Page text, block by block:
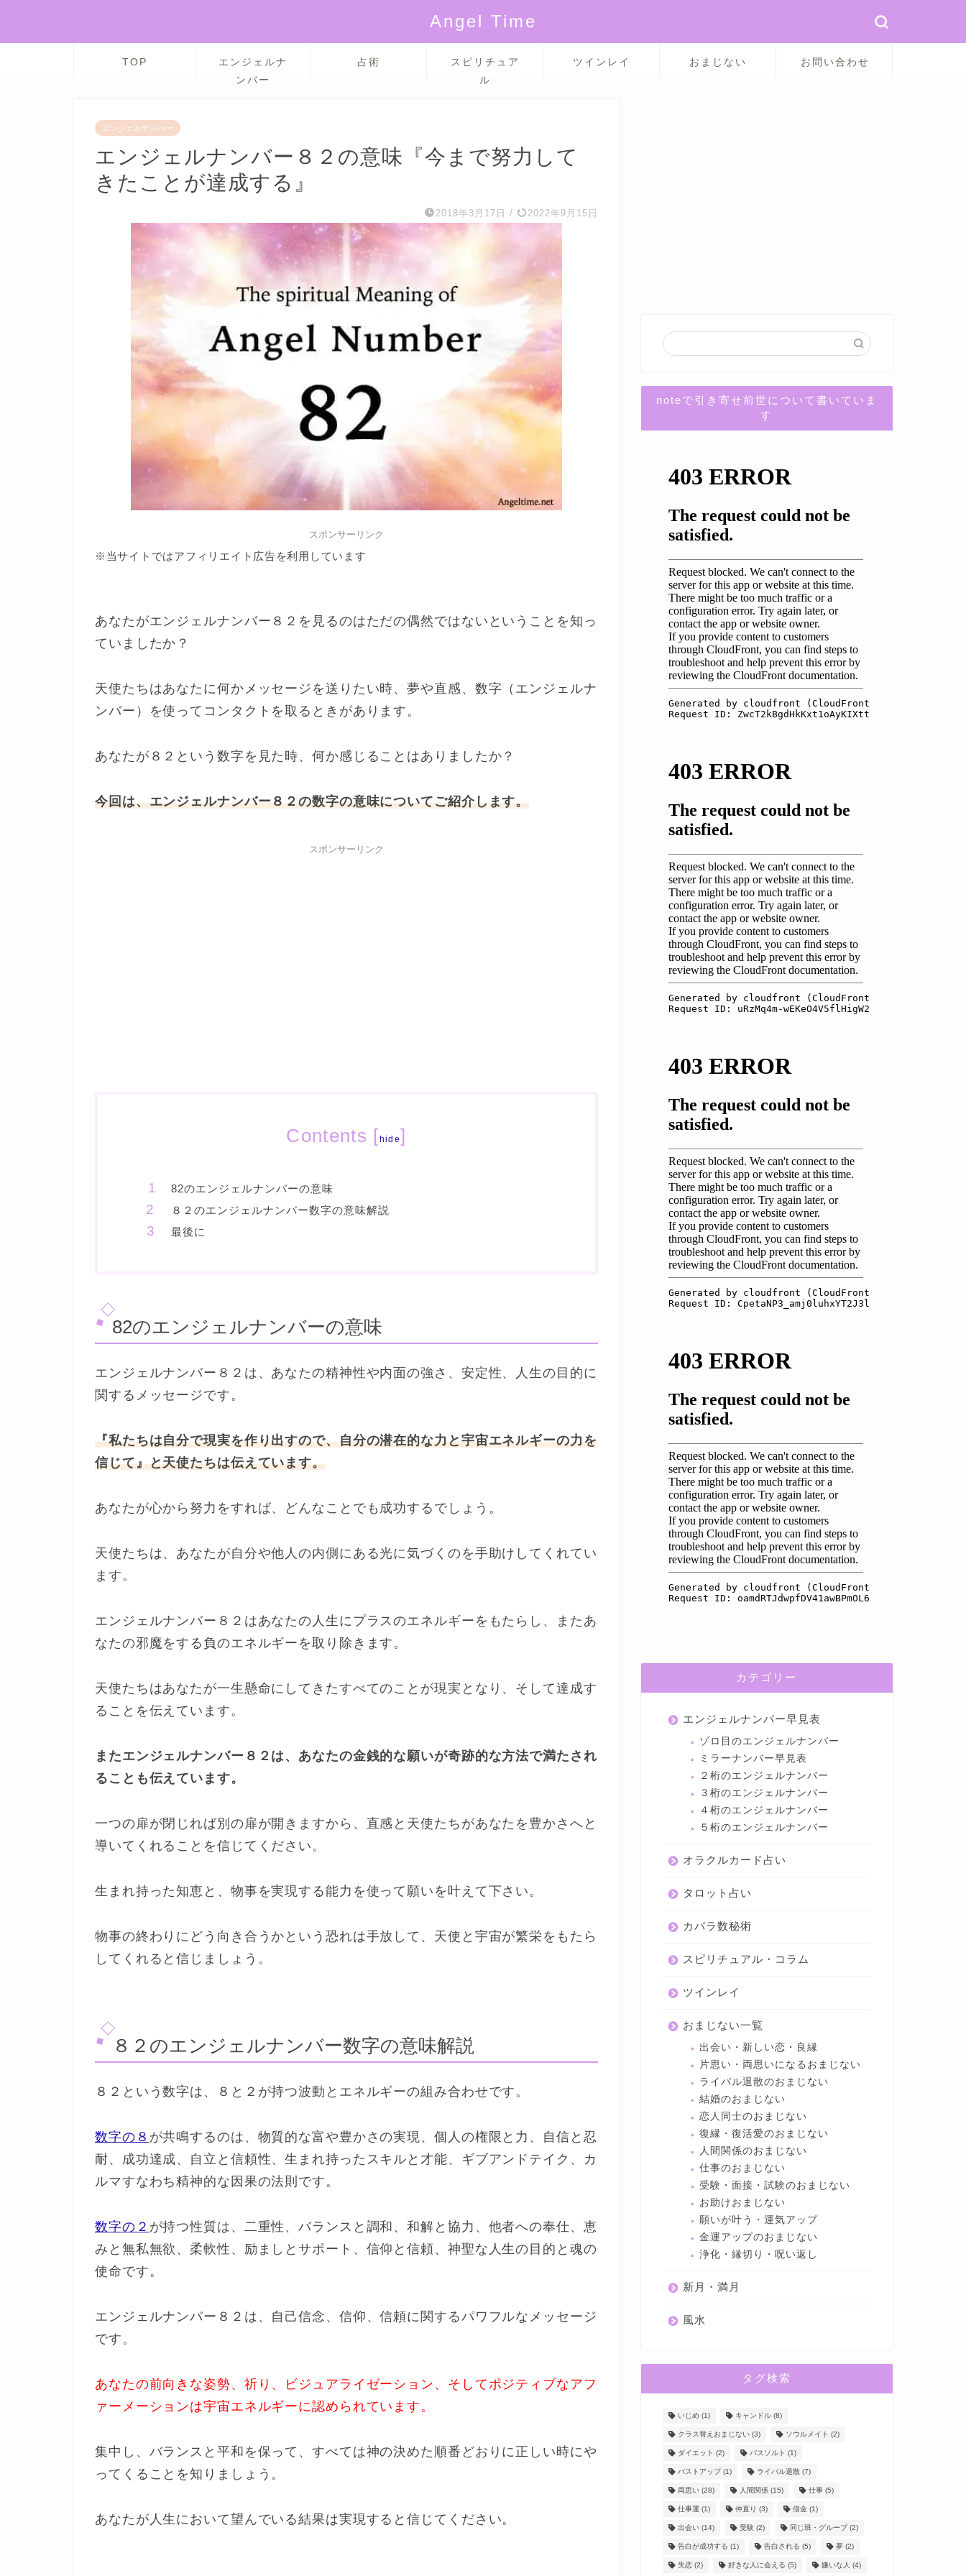
Angel Time
TOP
エンジェルナ
ンバー
占術
スピリチュア
ル
ツインレイ おまじない お問い合わせ
エンジェルナンバー
エンジェルナンバー８２の意味『今まで努力して
きたことが達成する』
2018年3月17日 / 2022年9月15日
スポンサーリンク
※当サイトではアフィリエイト広告を利用しています
あなたがエンジェルナンバー８２を見るのはただの偶然ではないということを知っ
ていましたか？
天使たちはあなたに何かメッセージを送りたい時、夢や直感、数字（エンジェルナ
ンバー）を使ってコンタクトを取るときがあります。
あなたが８２という数字を見た時、何か感じることはありましたか？
今回は、エンジェルナンバー８２の数字の意味についてご紹介します。
スポンサーリンク
Contents [ hide]
82のエンジェルナンバーの意味
８２のエンジェルナンバー数字の意味解説
最後に
82のエンジェルナンバーの意味
エンジェルナンバー８２は、あなたの精神性や内面の強さ、安定性、人生の目的に
関するメッセージです。
『私たちは自分で現実を作り出すので、自分の潜在的な力と宇宙エネルギーの力を
信じて』と天使たちは伝えています。
あなたが心から努力をすれば、どんなことでも成功するでしょう。
天使たちは、あなたが自分や他人の内側にある光に気づくのを手助けしてくれてい
ます。
エンジェルナンバー８２はあなたの人生にプラスのエネルギーをもたらし、またあ
なたの邪魔をする負のエネルギーを取り除きます。
天使たちはあなたが一生懸命にしてきたすべてのことが現実となり、そして達成す
ることを伝えています。
またエンジェルナンバー８２は、あなたの金銭的な願いが奇跡的な方法で満たされ
ることも伝えています。
一つの扉が閉じれば別の扉が開きますから、直感と天使たちがあなたを豊かさへと
導いてくれることを信じてください。
生まれ持った知恵と、物事を実現する能力を使って願いを叶えて下さい。
物事の終わりにどう向き合うかという恐れは手放して、天使と宇宙が繁栄をもたら
してくれると信じましょう。
８２のエンジェルナンバー数字の意味解説
８２という数字は、８と２が持つ波動とエネルギーの組み合わせです。
数字の８ が共鳴するのは、物質的な富や豊かさの実現、個人の権限と力、自信と忍
耐、成功達成、自立と信頼性、生まれ持ったスキルと才能、ギブアンドテイク、カ
ルマすなわち精神的な因果の法則です。
数字の２ が持つ性質は、二重性、バランスと調和、和解と協力、他者への奉仕、恵
みと無私無欲、柔軟性、励ましとサポート、信仰と信頼、神聖な人生の目的と魂の
使命です。
エンジェルナンバー８２は、自己信念、信仰、信頼に関するパワフルなメッセージ
です。
あなたの前向きな姿勢、祈り、ビジュアライゼーション、そしてポジティブなアフ
ァーメーションは宇宙エネルギーに認められています。
集中し、バランスと平和を保って、すべては神の決めた順番どおりに正しい時にや
ってくることを知りましょう。
あなたが人生において望んでいる結果は実現すると信じてください。
noteで引き寄せ前世について書いていま
す
カテゴリー
エンジェルナンバー早見表
ゾロ目のエンジェルナンバー
ミラーナンバー早見表
２桁のエンジェルナンバー
３桁のエンジェルナンバー
４桁のエンジェルナンバー
５桁のエンジェルナンバー
オラクルカード占い
タロット占い
カバラ数秘術
スピリチュアル・コラム
ツインレイ
おまじない一覧
出会い・新しい恋・良縁
片思い・両思いになるおまじない
ライバル退散のおまじない
結婚のおまじない
恋人同士のおまじない
復縁・復活愛のおまじない
人間関係のおまじない
仕事のおまじない
受験・面接・試験のおまじない
お助けおまじない
願いが叶う・運気アップ
金運アップのおまじない
浄化・縁切り・呪い返し
新月・満月
風水
タグ検索
いじめ(1) キャンドル(8)
クラス替えおまじない(3) ソウルメイト (2)
ダイエット (2) バスソルト (1)
バストアップ(1) ライバル退散(7)
両思い(28) 人間関係(15) 仕事(5)
仕事運 (1) 仲直り (3) 借金(1)
出会い(14) 受験(2) 同じ班・グループ(2)
告白が成功する (1) 告白される (5) 夢(2)
失恋(2) 好きな人に会える (5) 嫌いな人 (4)